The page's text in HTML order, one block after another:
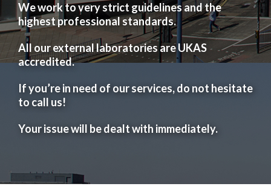
We work to very strict guidelines and the
highest professional standards.
All our external laboratories are UKAS
accredited.
If you’re in need of our services, do not hesitate
to call us!
Your issue will be dealt with immediately.